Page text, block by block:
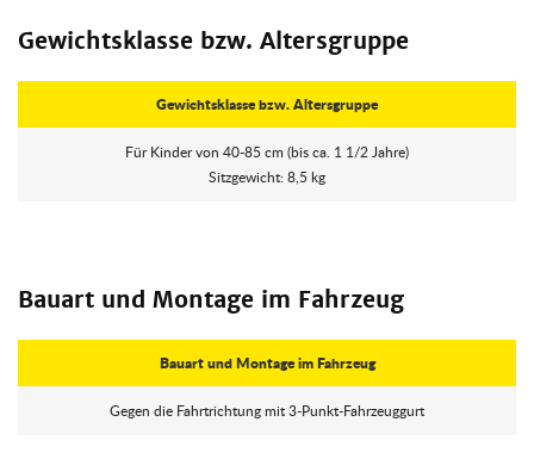
Gewichtsklasse bzw. Altersgruppe
Gewichtsklasse bzw. Altersgruppe
Für Kinder von 40-85 cm (bis ca. 1 1/2 Jahre)
Sitzgewicht: 8,5 kg
Bauart und Montage im Fahrzeug
Bauart und Montage im Fahrzeug
Gegen die Fahrtrichtung mit 3-Punkt-Fahrzeuggurt